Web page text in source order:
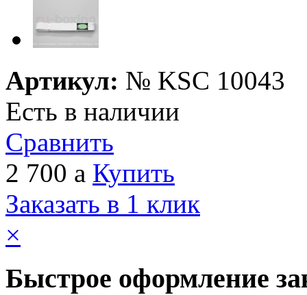
Артикул: № KSC 10043
Есть в наличии
Сравнить
2 700 a Купить
Заказать в 1 клик
×
Быстрое оформление